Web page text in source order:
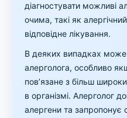
діагностувати можливі
очима, такі як
відповідне лікування.
В деяких випадках може
алерголога, особливо
пов’язане з більш
в організмі. Алерголог
алергени та запропонує